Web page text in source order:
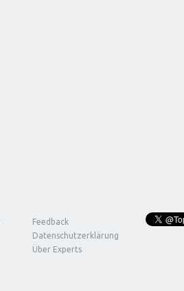
Feedback
Datenschutzerklärung
Über Experts